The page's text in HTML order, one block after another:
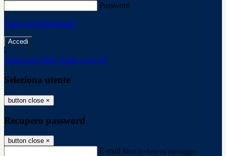
Password
Password dimenticata?
-
Entra con SPID Entra con CIE
Seleziona utente
button close ×
Recupero password
button close ×
E-mail Verrà inviato un messaggio